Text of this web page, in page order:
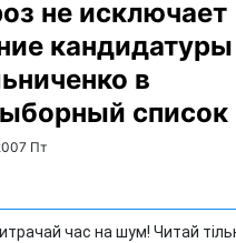
не исключает
кандидатуры
в
Пт
час на шум! Читай